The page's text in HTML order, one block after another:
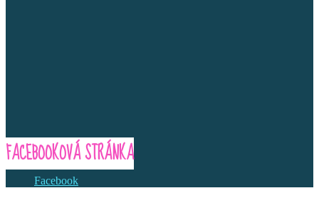
FACEBOOKOVÁ STRÁNKA
Facebook